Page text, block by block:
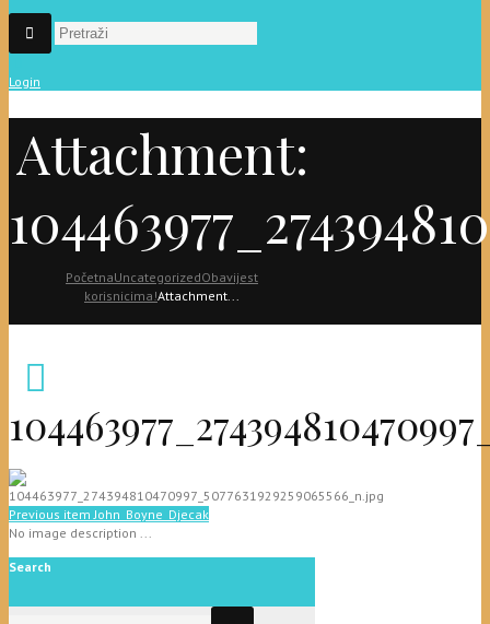
Login
Attachment:
PočetnaUncategorizedObavijest
korisnicima!Attachment...
Previous item John_Boyne_Djecak
No image description ...
Search